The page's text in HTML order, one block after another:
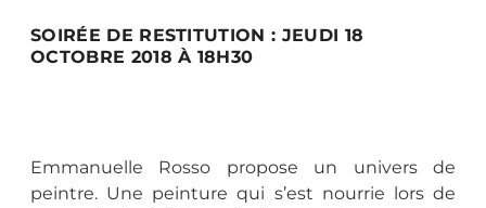
SOIRÉE DE RESTITUTION : JEUDI 18
OCTOBRE 2018 À 18H30
Emmanuelle Rosso propose un univers de
peintre. Une peinture qui s’est nourrie lors de